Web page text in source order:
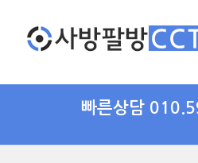
빠른상담